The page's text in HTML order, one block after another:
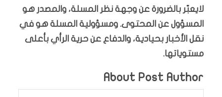
لايعبّر بالضرورة عن وجهة نظر المسلة، والمصدر هو
المسؤول عن المحتوى. ومسؤولية المسلة هو في
نقل الأخبار بحيادية، والدفاع عن حرية الرأي بأعلى
مستوياتها.
About Post Author